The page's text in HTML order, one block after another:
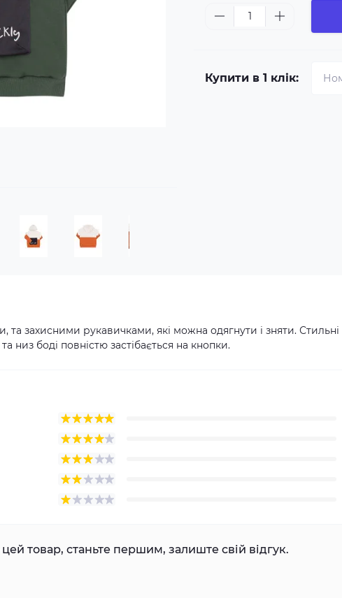
Купити в 1 клік:
захисними рукавичками, які можна одягнути і зняти. Стильні
низ боді повністю застібається на кнопки.
товар, станьте першим, залиште свій відгук.